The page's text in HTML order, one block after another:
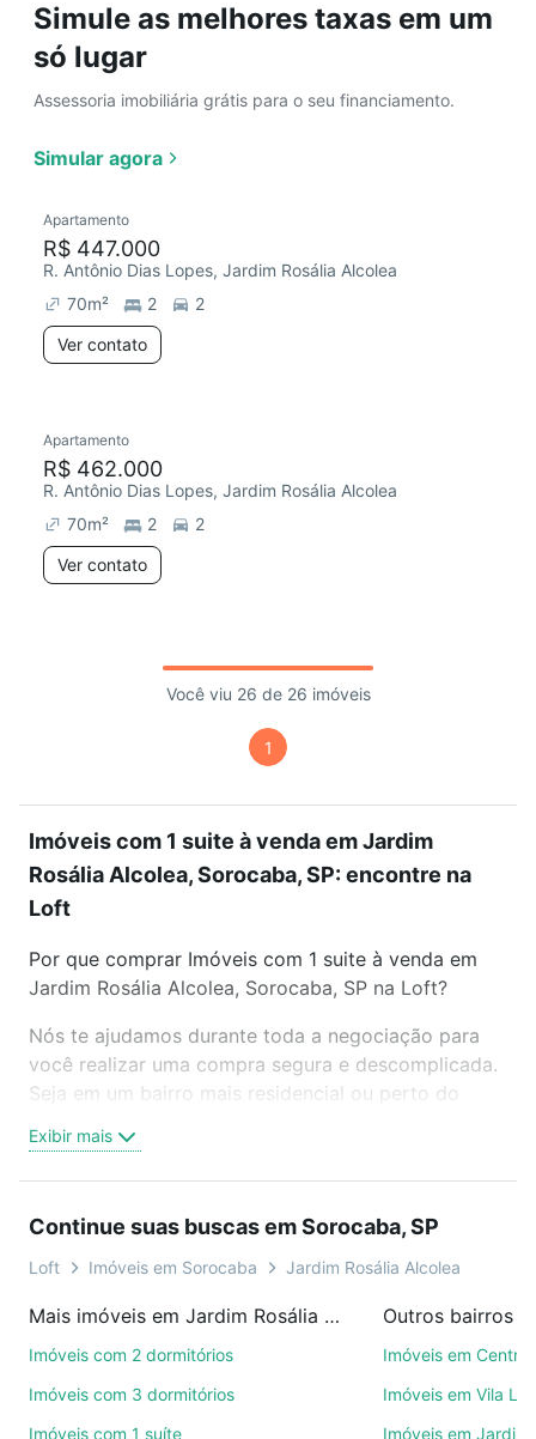
Simule as melhores taxas em um
só lugar
Assessoria imobiliária grátis para o seu financiamento.
Simular agora
Apartamento
R$ 447.000
R. Antônio Dias Lopes, Jardim Rosália Alcolea
70m² 2
2
Ver contato
Apartamento
R$ 462.000
R. Antônio Dias Lopes, Jardim Rosália Alcolea
70m² 2
2
Ver contato
Você viu 26 de 26 imóveis
1
Imóveis com 1 suite à venda em Jardim
Rosália Alcolea, Sorocaba, SP: encontre na
Loft
Por que comprar Imóveis com 1 suite à venda em
Jardim Rosália Alcolea, Sorocaba, SP na Loft?
Nós te ajudamos durante toda a negociação para
você realizar uma compra segura e descomplicada.
Seja em um bairro mais residencial ou perto do
oferta ideal de Imóveis com 1 suite à venda em
Jardim Rosália Alcolea, Sorocaba, SP para
ou por videochamada, é grátis, sem compromisso e
você ainda conta com mais de 46 mil corretores e
de imóveis.
Exibir mais
Continue suas buscas em Sorocaba, SP
Loft Imóveis em Sorocaba Jardim Rosália Alcolea
Mais imóveis em Jardim Rosália Alcolea
Imóveis com 2 dormitórios
Imóveis com 3 dormitórios
Imóveis com 1 suíte
Outros bairros
Imóveis em Centro
Imóveis em Vila
Imóveis em Jardim